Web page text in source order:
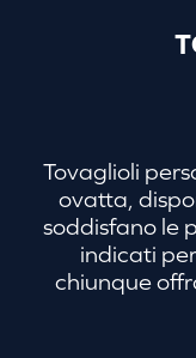
Tovaglioli
ovatta,
soddisfano le
indicati
chiunque